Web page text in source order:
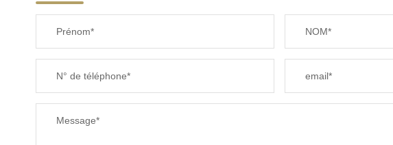
Prénom* NOM*
N° de téléphone* email*
Message*